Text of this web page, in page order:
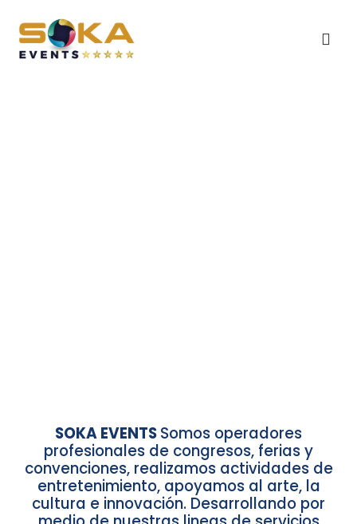
SOKA EVENTSSomos operadores
profesionales de congresos, ferias y
convenciones, realizamos actividades de
entretenimiento, apoyamos al arte, la
cultura e innovación. Desarrollando por